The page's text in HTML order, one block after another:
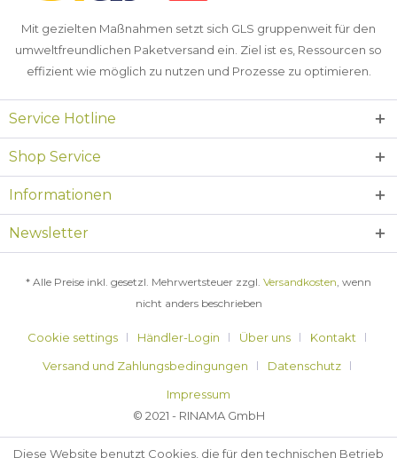
Mit gezielten Maßnahmen setzt sich GLS gruppenweit für den
umweltfreundlichen Paketversand ein. Ziel ist es, Ressourcen so
effizient wie möglich zu nutzen und Prozesse zu optimieren.
Service Hotline
Shop Service
Informationen
Newsletter
* Alle Preise inkl. gesetzl. Mehrwertsteuer zzgl. Versandkosten, wenn
nicht anders beschrieben
Cookie settings Händler-Login Über uns
Kontakt
Versand und Zahlungsbedingungen
Datenschutz
Impressum
© 2021 - RINAMA GmbH
Diese Website benutzt Cookies, die für den technischen Betrieb